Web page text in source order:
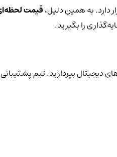
دارد. به همین دلیل،قیمت
را بگیرید.
دیجیتال بپردازید. تیم